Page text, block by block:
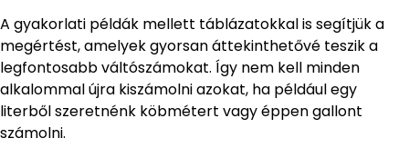
A gyakorlati példák mellett táblázatokkal is segítjük a
megértést, amelyek gyorsan áttekinthetővé teszik a
legfontosabb váltószámokat. Így nem kell minden
alkalommal újra kiszámolni azokat, ha például egy
literből szeretnénk köbmétert vagy éppen gallont
számolni.